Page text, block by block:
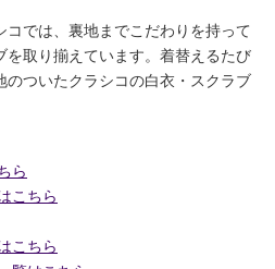
コでは、裏地までこだわりを持って
を取り揃えています。着替えるたび
のついたクラシコの白衣・スクラブ
ら
こちら
こちら